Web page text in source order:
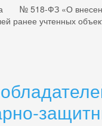
518-ФЗ «О
ранее учтенных